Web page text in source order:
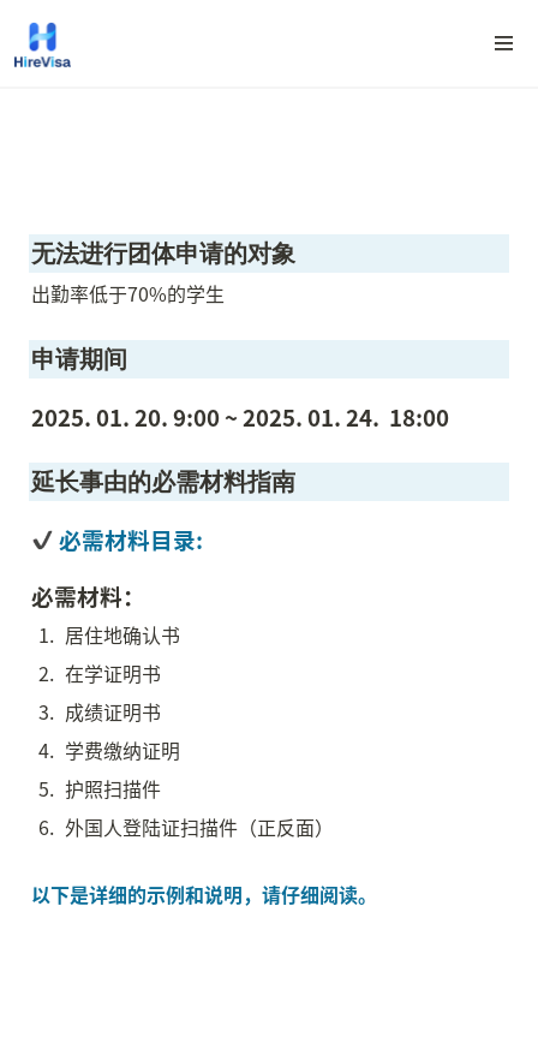
无法进行团体申请的对象
出勤率低于70%的学生
申请期间
2025. 01. 20. 9:00 ~ 2025. 01. 24.  18:00
延长事由的必需材料指南
必需材料目录:
必需材料：
1. 居住地确认书
2. 在学证明书
3. 成绩证明书
4. 学费缴纳证明
5. 护照扫描件
6. 外国人登陆证扫描件（正反面）
以下是详细的示例和说明，请仔细阅读。